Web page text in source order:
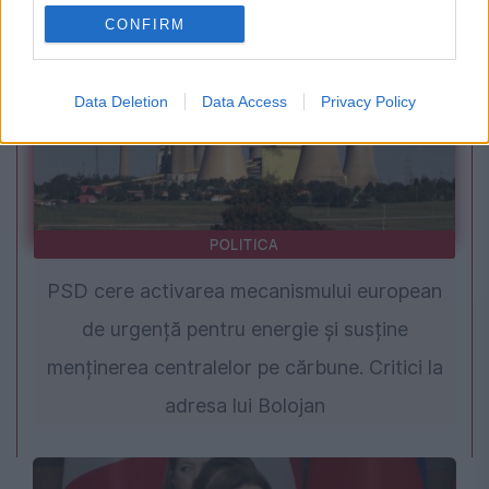
CONFIRM
Data Deletion Data Access Privacy Policy
POLITICA
PSD cere activarea mecanismului european
de urgență pentru energie și susține
menținerea centralelor pe cărbune. Critici la
adresa lui Bolojan